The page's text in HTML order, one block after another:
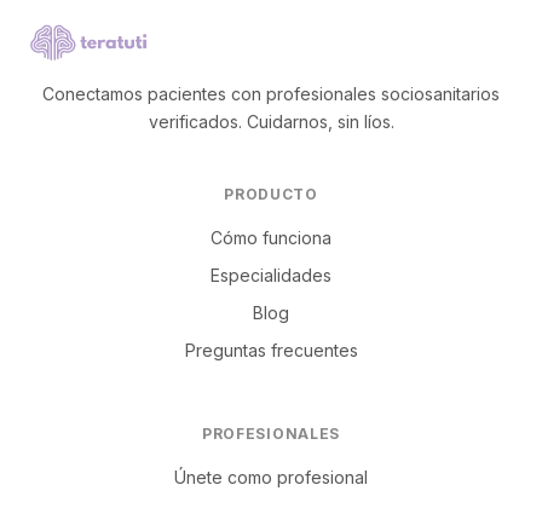
Conectamos pacientes con profesionales sociosanitarios
verificados. Cuidarnos, sin líos.
PRODUCTO
Cómo funciona
Especialidades
Blog
Preguntas frecuentes
PROFESIONALES
Únete como profesional